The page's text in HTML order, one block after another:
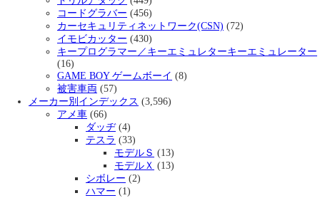
コードグラバー (456)
カーセキュリティネットワーク(CSN) (72)
イモビカッター (430)
キープログラマー／キーエミュレターキーエミュレーター
(16)
GAME BOY ゲームボーイ (8)
被害車両 (57)
メーカー別インデックス (3,596)
アメ車 (66)
ダッヂ(4)
テスラ (33)
モデルＳ (13)
モデルＸ (13)
シボレー (2)
ハマー (1)